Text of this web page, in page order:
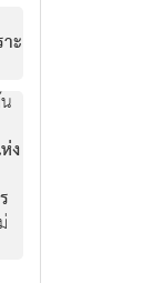
ะ
ง